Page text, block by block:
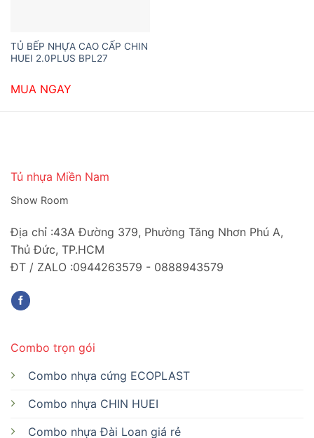
TỦ BẾP NHỰA CAO CẤP CHIN
HUEI 2.0PLUS BPL27
MUA NGAY
Tủ nhựa Miền Nam
Show Room
Địa chỉ :43A Đường 379, Phường Tăng Nhơn Phú A,
Thủ Đức, TP.HCM
ĐT / ZALO :0944263579 - 0888943579
Combo trọn gói
Combo nhựa cứng ECOPLAST
Combo nhựa CHIN HUEI
Combo nhựa Đài Loan giá rẻ